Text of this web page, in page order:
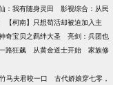
：我有随身灵田
影视综合：从民
【柯南】只想苟活却被迫加入主
奇宝贝之羁绊大圣
亮剑：兵团也
路狂飙 从黄金道士开始
家族修
马夫君咬一口
古代娇娘穿七零，